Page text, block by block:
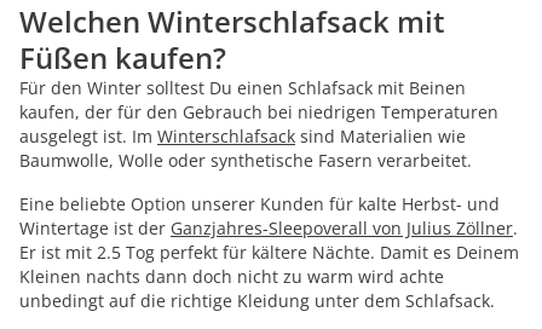
Welchen Winterschlafsack mit
Füßen kaufen?
Für den Winter solltest Du einen Schlafsack mit Beinen
kaufen, der für den Gebrauch bei niedrigen Temperaturen
ausgelegt ist. Im Winterschlafsack sind Materialien wie
Baumwolle, Wolle oder synthetische Fasern verarbeitet.
Eine beliebte Option unserer Kunden für kalte Herbst- und
Wintertage ist der Ganzjahres-Sleepoverall von Julius Zöllner.
Er ist mit 2.5 Tog perfekt für kältere Nächte. Damit es Deinem
Kleinen nachts dann doch nicht zu warm wird achte
unbedingt auf die richtige Kleidung unter dem Schlafsack.